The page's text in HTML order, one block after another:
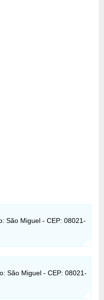
São Miguel - CEP: 08021-
São Miguel - CEP: 08021-